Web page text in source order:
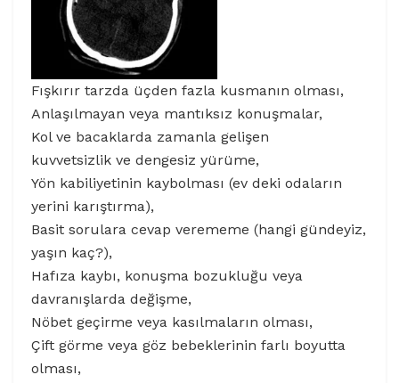
Fışkırır tarzda üçden fazla kusmanın olması,
Anlaşılmayan veya mantıksız konuşmalar,
Kol ve bacaklarda zamanla gelişen
kuvvetsizlik ve dengesiz yürüme,
Yön kabiliyetinin kaybolması (ev deki odaların
yerini karıştırma),
Basit sorulara cevap verememe (hangi gündeyiz,
yaşın kaç?),
Hafıza kaybı, konuşma bozukluğu veya
davranışlarda değişme,
Nöbet geçirme veya kasılmaların olması,
Çift görme veya göz bebeklerinin farlı boyutta
olması,